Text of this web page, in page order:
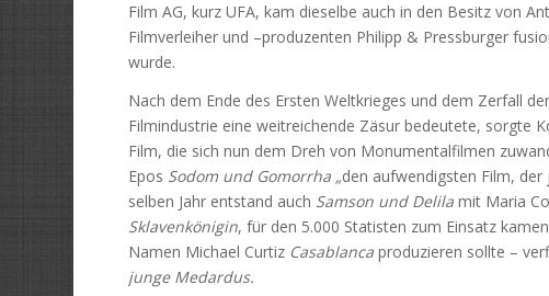
Film AG, kurz UFA, kam dieselbe auch in den Besitz von
Filmverleiher und –produzenten Philipp & Pressburger
wurde.
Nach dem Ende des Ersten Weltkrieges und dem Zerfall
Filmindustrie eine weitreichende Zäsur bedeutete, sorgte
Film, die sich nun dem Dreh von Monumentalfilmen
Epos Sodom und Gomorrha „den aufwendigsten Film, der
selben Jahr entstand auch Samson und Delila mit Maria
Sklavenkönigin, für den 5.000 Statisten zum Einsatz
Namen Michael Curtiz Casablancaproduzieren sollte –
junge Medardus.